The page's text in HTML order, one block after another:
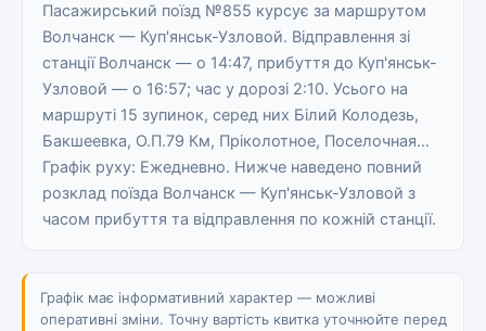
Пасажирський поїзд №855 курсує за маршрутом
Волчанск — Куп'янськ-Узловой. Відправлення зі
станції Волчанск — о 14:47, прибуття до Куп'янськ-
Узловой — о 16:57; час у дорозі 2:10. Усього на
маршруті 15 зупинок, серед них Білий Колодезь,
Бакшеевка, О.П.79 Км, Пріколотное, Поселочная…
Графік руху: Ежедневно. Нижче наведено повний
розклад поїзда Волчанск — Куп'янськ-Узловой з
часом прибуття та відправлення по кожній станції.
Графік має інформативний характер — можливі
оперативні зміни. Точну вартість квитка уточнюйте перед